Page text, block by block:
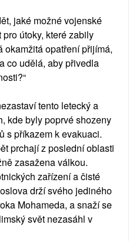
jaké možné vojenské
útoky, které zabily
opatření přijímá,
co udělá, aby přivedla
tento letecký a
kde byly poprvé shozeny
s příkazem k evakuaci.
prchají z poslední oblasti
zasažena válkou.
zařízení a čisté
drží svého jediného
Mohameda, a snaží se
svět nezasáhl v